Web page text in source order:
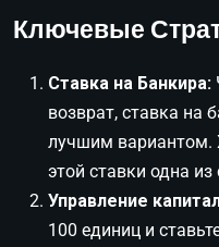
Ключевые
Ставка на Банкира:
возврат, ставка на
лучшим вариантом.
этой ставки одна
Управление
100 единиц и